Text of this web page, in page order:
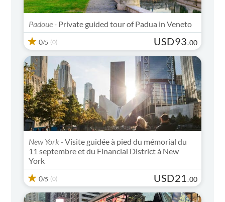
Padoue - Private guided tour of Padua in Veneto
0/5 (0) USD93.00
New York -Visite guidée à pied du mémorial du
11 septembre et du Financial District à New
York
0/5 (0) USD21 .00